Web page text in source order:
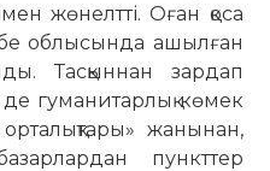
жөнелтті. Оған қоса
облысында ашылған
Тасқыннан зардап
гуманитарлық көмек
жанынан,
пункттер